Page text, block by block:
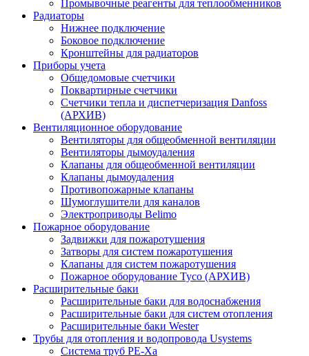
Промывочные реагенты для теплообменников
Радиаторы
Нижнее подключение
Боковое подключение
Кронштейны для радиаторов
Приборы учета
Общедомовые счетчики
Поквартирные счетчики
Счетчики тепла и диспетчеризация Danfoss
(АРХИВ)
Вентиляционное оборудование
Вентиляторы для общеобменной вентиляции
Вентиляторы дымоудаления
Клапаны для общеобменной вентиляции
Клапаны дымоудаления
Противопожарные клапаны
Шумоглушители для каналов
Электроприводы Belimo
Пожарное оборудование
Задвижки для пожаротушения
Затворы для систем пожаротушения
Клапаны для систем пожаротушения
Пожарное оборудование Tyco (АРХИВ)
Расширительные баки
Расширительные баки для водоснабжения
Расширительные баки для систем отопления
Расширительные баки Wester
Трубы для отопления и водопровода Usystems
Система труб PE-Xa